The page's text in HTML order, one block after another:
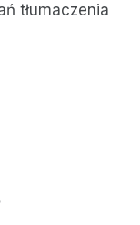
tłumaczenia